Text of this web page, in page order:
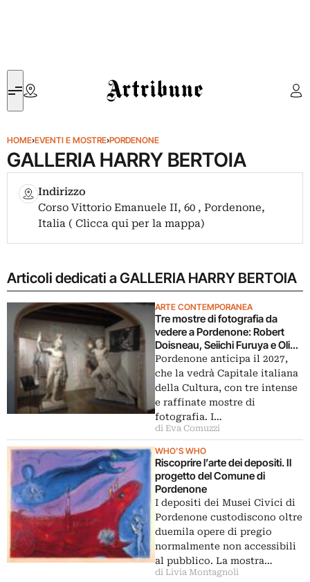
Artribune
HOME›EVENTI E MOSTRE›PORDENONE
GALLERIA HARRY BERTOIA
Indirizzo
Corso Vittorio Emanuele II, 60 , Pordenone,
Italia ( Clicca qui per la mappa)
Articoli dedicati a GALLERIA HARRY BERTOIA
ARTE CONTEMPORANEA
Tre mostre di fotografia da
vedere a Pordenone: Robert
Doisneau, Seiichi Furuya e Olivia
Arthur
Pordenone anticipa il 2027,
che la vedrà Capitale italiana
della Cultura, con tre intense
e raffinate mostre di
fotografia. I…
di Eva Comuzzi
WHO'S WHO
Riscoprire l’arte dei depositi. Il
progetto del Comune di
Pordenone
I depositi dei Musei Civici di
Pordenone custodiscono oltre
duemila opere di pregio
normalmente non accessibili
al pubblico. La mostra…
di Livia Montagnoli